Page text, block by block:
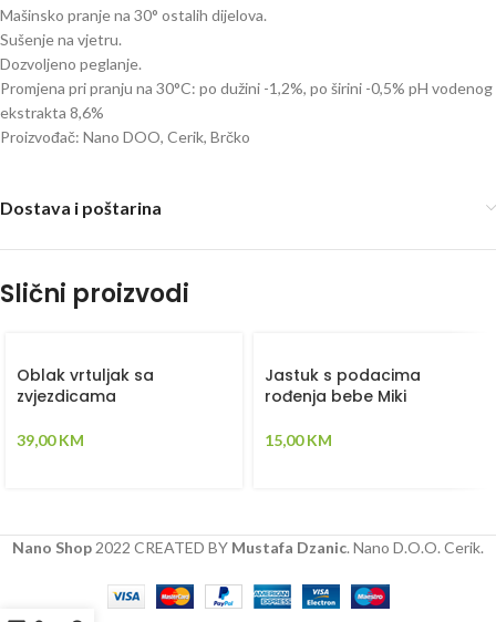
Mašinsko pranje na 30° ostalih dijelova.
Sušenje na vjetru.
Dozvoljeno peglanje.
Promjena pri pranju na 30°C: po dužini -1,2%, po širini -0,5% pH vodenog
ekstrakta 8,6%
Proizvođač: Nano DOO, Cerik, Brčko
Dostava i poštarina
Slični proizvodi
Oblak vrtuljak sa
zvjezdicama
39,00KM
Jastuk s podacima
rođenja bebe Miki
15,00KM
Nano Shop 2022 CREATED BY Mustafa Dzanic. Nano D.O.O. Cerik.